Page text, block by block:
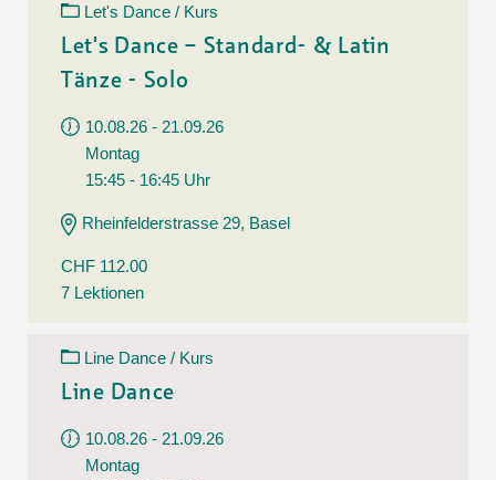
Let's Dance / Kurs
Let's Dance – Standard- & Latin
Tänze - Solo
10.08.26 - 21.09.26
Montag
15:45 - 16:45 Uhr
Rheinfelderstrasse 29, Basel
CHF 112.00
7 Lektionen
Line Dance / Kurs
Line Dance
10.08.26 - 21.09.26
Montag